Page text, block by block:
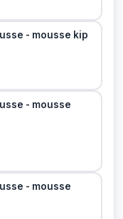
- mousse kip
- mousse
- mousse